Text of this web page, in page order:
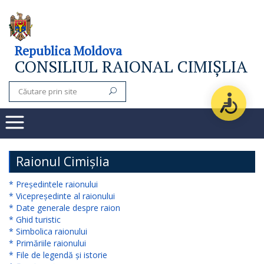
Consiliul
raional
Noutăți
Subdiviziuni
Secretarul
consiliului
raional
Aparatul
Republica Moldova
CONSILIUL RAIONAL CIMIȘLIA
Raionul Cimișlia
* Președintele raionului
* Vicepreședinte al raionului
* Date generale despre raion
* Ghid turistic
* Simbolica raionului
* Primăriile raionului
* File de legendă și istorie